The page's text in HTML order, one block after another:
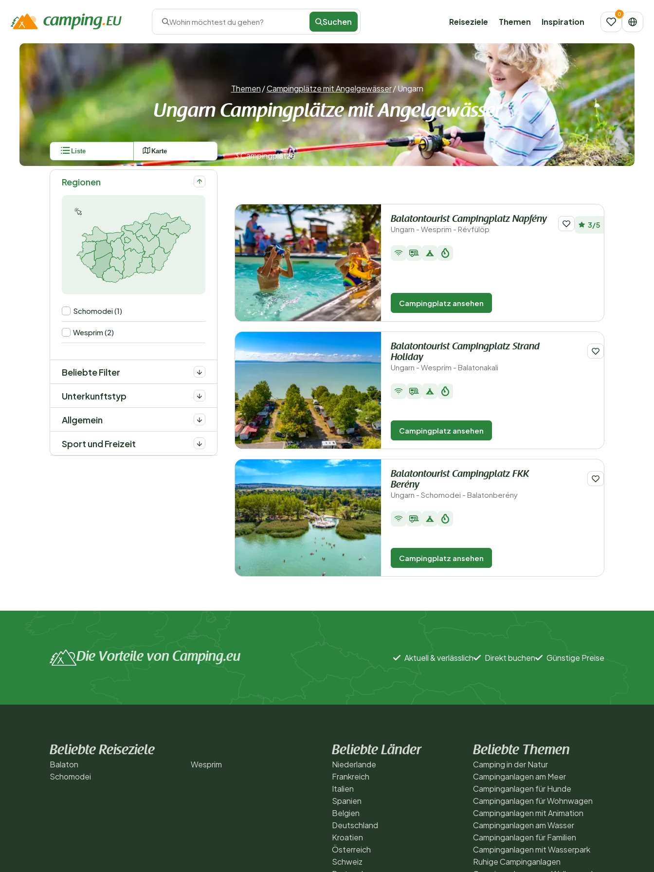
Wohin möchtest du gehen? Suchen Reiseziele Themen Inspiration
Themen/Campingplätze mit Angelgewässer/Ungarn
Ungarn Campingplätze mit Angelgewässer
Liste Karte
Regionen
Schomodei (1)
Wesprim (2)
Beliebte Filter
Unterkunftstyp
Allgemein
Sport und Freizeit
3 Campingplätze
Balatontourist Campingplatz Napfény
Ungarn - Wesprim - Révfülöp 3/5
Campingplatz ansehen
Balatontourist Campingplatz Strand
Holiday
Ungarn - Wesprim - Balatonakali
Campingplatz ansehen
Balatontourist Campingplatz FKK
Berény
Ungarn - Schomodei - Balatonberény
Campingplatz ansehen
Die Vorteile von Camping.eu Aktuell & verlässlich Direkt buchen Günstige Preise
Beliebte Reiseziele
Balaton
Schomodei
Wesprim
Beliebte Länder
Niederlande
Frankreich
Italien
Spanien
Belgien
Deutschland
Kroatien
Österreich
Schweiz
Beliebte Themen
Camping in der Natur
Campinganlagen am Meer
Campinganlagen für Hunde
Campinganlagen für Wohnwagen
Campinganlagen mit Animation
Campinganlagen am Wasser
Campinganlagen für Familien
Campinganlagen mit Wasserpark
Ruhige Campinganlagen